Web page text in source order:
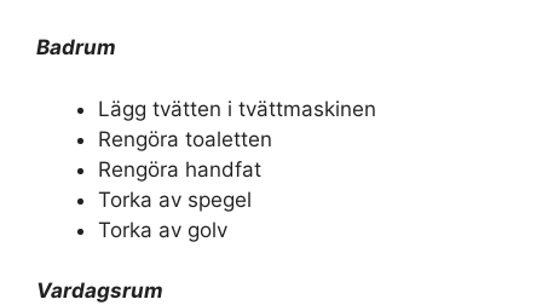
Badrum
Lägg tvätten i tvättmaskinen
Rengöra toaletten
Rengöra handfat
Torka av spegel
Torka av golv
Vardagsrum